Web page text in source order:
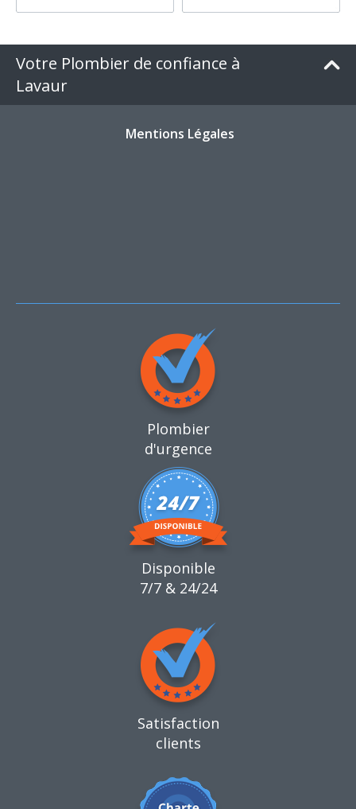
Votre Plombier de confiance à
Lavaur
Mentions Légales
Plombier
d'urgence
Disponible
7/7 & 24/24
Satisfaction
clients